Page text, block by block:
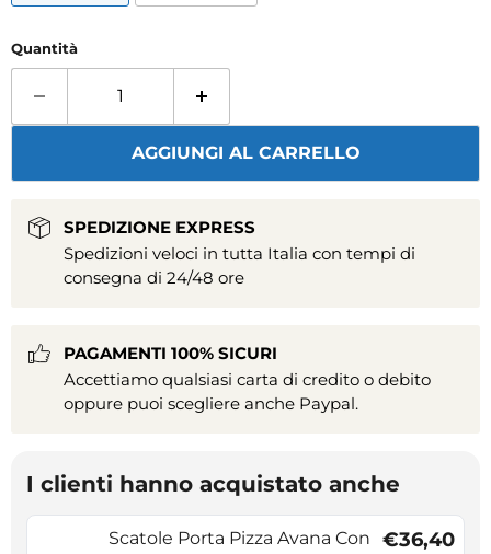
Quantità
AGGIUNGI AL CARRELLO
SPEDIZIONE EXPRESS
Spedizioni veloci in tutta Italia con tempi di
consegna di 24/48 ore
PAGAMENTI 100% SICURI
Accettiamo qualsiasi carta di credito o debito
oppure puoi scegliere anche Paypal.
I clienti hanno acquistato anche
Scatole Porta Pizza Avana Con
€36,40